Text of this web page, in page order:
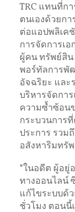
TRC แทนที่ก
ตนเองด้วยก
ต่อแอปพลิเค
การจัดการเ
ผู้คน ทรัพย์สิ
พอร์ทัลการพั
อัจฉริยะ และ
บริหารจัดกา
ความซ้ำซ้อน
กระบวนการ
ประการ รวม
อสังหาริมทรั
“ในอดีต ผู้อยู่
ทางออนไลน์
แก้ไขระบบด้
ชั่วโมง ตอนนี้